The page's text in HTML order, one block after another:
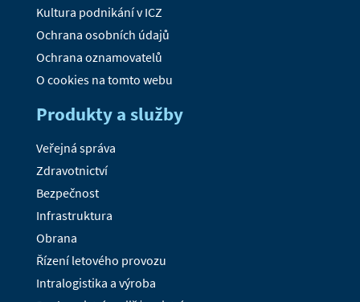
Kultura podnikání v ICZ
Ochrana osobních údajů
Ochrana oznamovatelů
O cookies na tomto webu
Produkty a služby
Veřejná správa
Zdravotnictví
Bezpečnost
Infrastruktura
Obrana
Řízení letového provozu
Intralogistika a výroba